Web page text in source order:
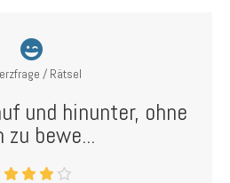
/ Rätsel
und hinunter, ohne
zu bewe...